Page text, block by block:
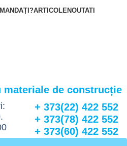
ARTICOLENOUTATI
materiale de construcție
+ 373(22) 422 552
+ 373(78) 422 552
+ 373(60) 422 552